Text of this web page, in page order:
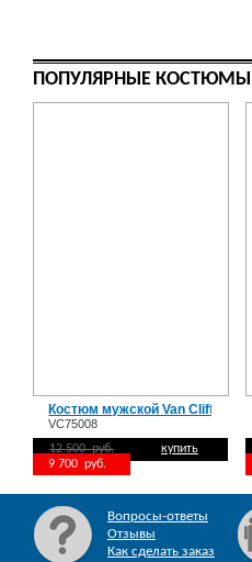
ПОПУЛЯРНЫЕ
Костюм мужской Van Cliff
VC75008
12 500 руб.
9 700 руб.
купить
Вопросы-ответы
Отзывы
Как сделать заказ